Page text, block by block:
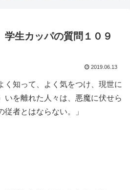
生カッパの質問１０９
2019.06.13
知って、よく気をつけ、現世に
いを離れた人々は、悪魔に伏せら
者とはならない。」